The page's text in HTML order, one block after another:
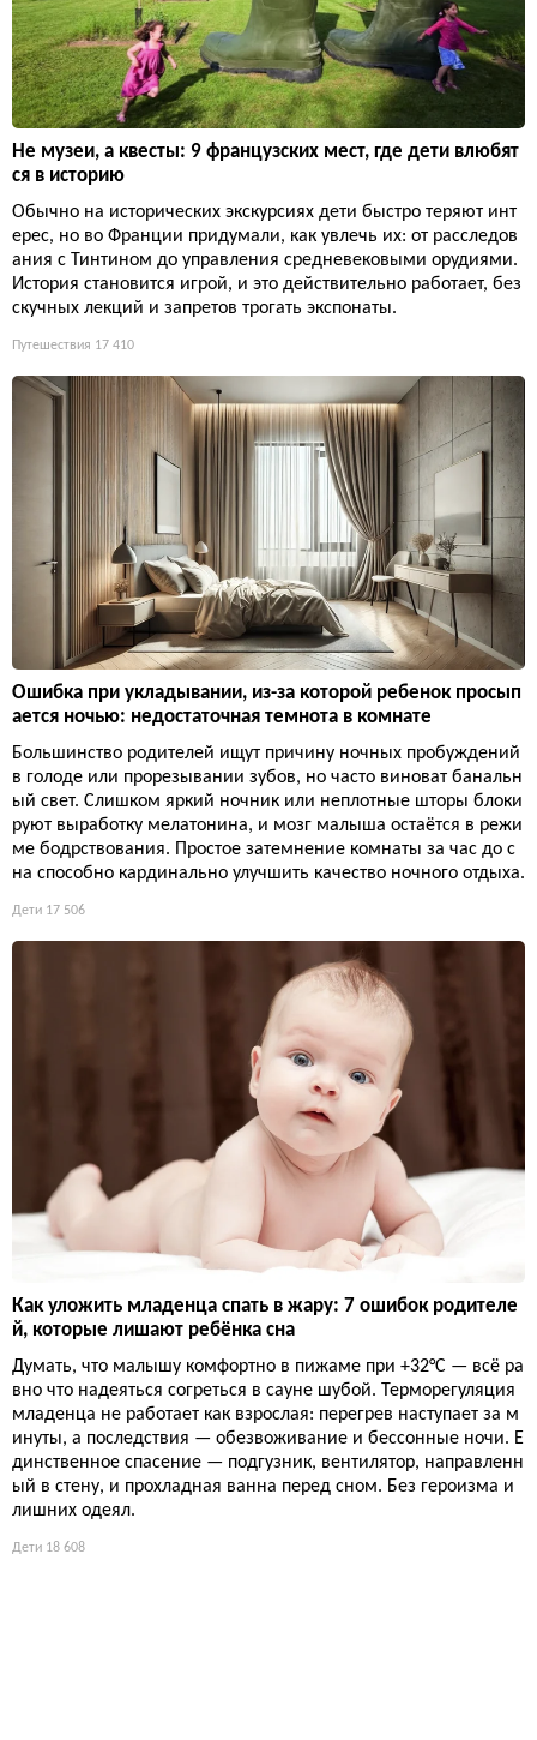
Не музеи, а квесты: 9 французских мест, где дети влюбят
ся в историю
Обычно на исторических экскурсиях дети быстро теряют инт
ерес, но во Франции придумали, как увлечь их: от расследов
ания с Тинтином до управления средневековыми орудиями.
История становится игрой, и это действительно работает, без
скучных лекций и запретов трогать экспонаты.
Путешествия 17 410
Ошибка при укладывании, из-за которой ребенок просып
ается ночью: недостаточная темнота в комнате
Большинство родителей ищут причину ночных пробуждений
в голоде или прорезывании зубов, но часто виноват банальн
ый свет. Слишком яркий ночник или неплотные шторы блоки
руют выработку мелатонина, и мозг малыша остаётся в режи
ме бодрствования. Простое затемнение комнаты за час до с
на способно кардинально улучшить качество ночного отдыха.
Дети 17 506
Как уложить младенца спать в жару: 7 ошибок родителе
й, которые лишают ребёнка сна
Думать, что малышу комфортно в пижаме при +32°C — всё ра
вно что надеяться согреться в сауне шубой. Терморегуляция
младенца не работает как взрослая: перегрев наступает за м
инуты, а последствия — обезвоживание и бессонные ночи. Е
динственное спасение — подгузник, вентилятор, направленн
ый в стену, и прохладная ванна перед сном. Без героизма и
лишних одеял.
Дети 18 608